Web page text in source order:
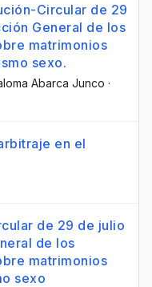
Circular de 29
General de los
matrimonios
sexo.
Abarca Junco ·
en el
de 29 de julio
de los
matrimonios
sexo